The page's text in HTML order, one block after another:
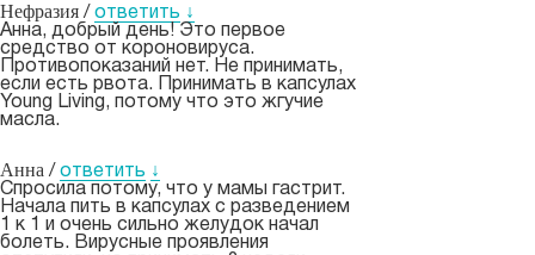
Нефразия / ответить ↓
Анна, добрый день! Это первое
средство от короновируса.
Противопоказаний нет. Не принимать,
если есть рвота. Принимать в капсулах
Young Living, потому что это жгучие
масла.
Анна / ответить ↓
Спросила потому, что у мамы гастрит.
Начала пить в капсулах с разведением
1 к 1 и очень сильно желудок начал
болеть. Вирусные проявления